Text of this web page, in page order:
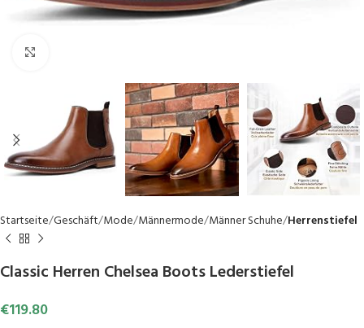
Startseite Geschäft Mode Männermode Männer Schuhe Herrenstiefel
Classic Herren Chelsea Boots Lederstiefel
€119.80